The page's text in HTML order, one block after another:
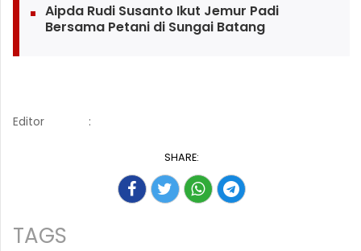
Aipda Rudi Susanto Ikut Jemur Padi
Bersama Petani di Sungai Batang
Editor :
SHARE:
TAGS